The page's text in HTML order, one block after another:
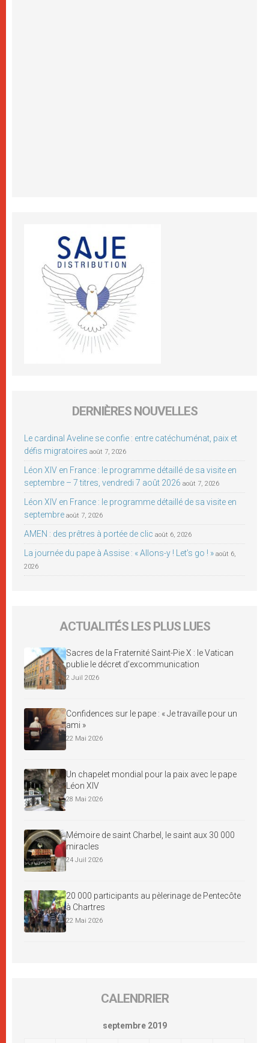
DERNIÈRES NOUVELLES
Le cardinal Aveline se confie : entre catéchuménat, paix et
défis migratoires août 7, 2026
Léon XIV en France : le programme détaillé de sa visite en
septembre – 7 titres, vendredi 7 août 2026 août 7, 2026
Léon XIV en France : le programme détaillé de sa visite en
septembre août 7, 2026
AMEN : des prêtres à portée de clic août 6, 2026
La journée du pape à Assise : « Allons-y ! Let’s go ! » août 6,
2026
ACTUALITÉS LES PLUS LUES
Sacres de la Fraternité Saint-Pie X : le Vatican
publie le décret d’excommunication
2 Juil 2026
Confidences sur le pape : « Je travaille pour un
ami »
22 Mai 2026
Un chapelet mondial pour la paix avec le pape
Léon XIV
28 Mai 2026
Mémoire de saint Charbel, le saint aux 30 000
miracles
24 Juil 2026
20 000 participants au pèlerinage de Pentecôte
à Chartres
22 Mai 2026
CALENDRIER
septembre 2019